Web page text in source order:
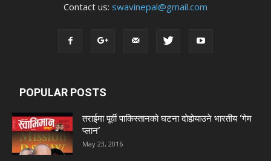
Contact us: swavinepal@gmail.com
POPULAR POSTS
तराईमा पूर्वी पाकिस्तानको घटना दोहोर्‍याउने भारतीय ‘गेम
प्लान’
May 23, 2016